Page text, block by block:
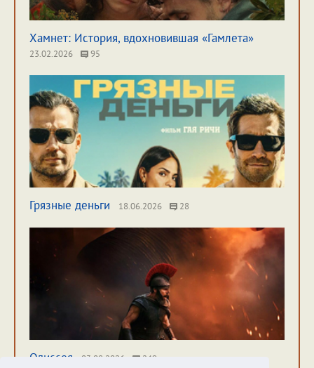
Хамнет: История, вдохновившая «Гамлета»
23.02.2026 95
Грязные деньги 18.06.2026 28
Одиссея 03.08.2026 249